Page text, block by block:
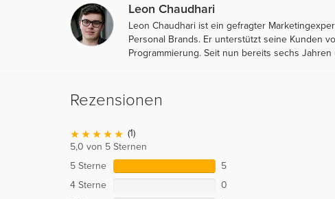
Leon Chaudhari
Leon Chaudhari ist ein gefragter
Personal Brands. Er unterstützt seine Kunden
Programmierung. Seit nun bereits sechs
Rezensionen
(1)
5,0 von 5 Sternen
5 Sterne
5
4 Sterne
0